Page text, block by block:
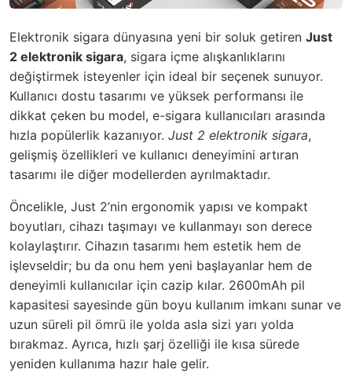
Elektronik sigara dünyasına yeni bir soluk getiren Just
2 elektronik sigara, sigara içme alışkanlıklarını
değiştirmek isteyenler için ideal bir seçenek sunuyor.
Kullanıcı dostu tasarımı ve yüksek performansı ile
dikkat çeken bu model, e-sigara kullanıcıları arasında
hızla popülerlik kazanıyor. Just 2 elektronik sigara,
gelişmiş özellikleri ve kullanıcı deneyimini artıran
tasarımı ile diğer modellerden ayrılmaktadır.
Öncelikle, Just 2’nin ergonomik yapısı ve kompakt
boyutları, cihazı taşımayı ve kullanmayı son derece
kolaylaştırır. Cihazın tasarımı hem estetik hem de
işlevseldir; bu da onu hem yeni başlayanlar hem de
deneyimli kullanıcılar için cazip kılar. 2600mAh pil
kapasitesi sayesinde gün boyu kullanım imkanı sunar ve
uzun süreli pil ömrü ile yolda asla sizi yarı yolda
bırakmaz. Ayrıca, hızlı şarj özelliği ile kısa sürede
yeniden kullanıma hazır hale gelir.